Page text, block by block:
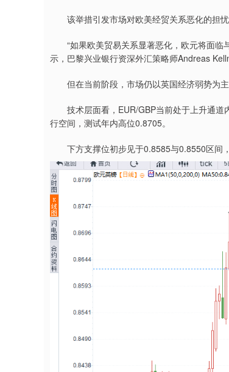
该举措引发市场对欧美经贸关系恶化的担忧
“如果欧美贸易关系显著恶化，欧元将面临
示，巴黎兴业银行资深外汇策略师Andreas
但在当前阶段，市场仍以英国经济弱势为主
技术层面看，EUR/GBP当前处于上升通道
行空间，测试年内高位0.8705。
下方支撑位初步见于0.8585与0.8550区间，